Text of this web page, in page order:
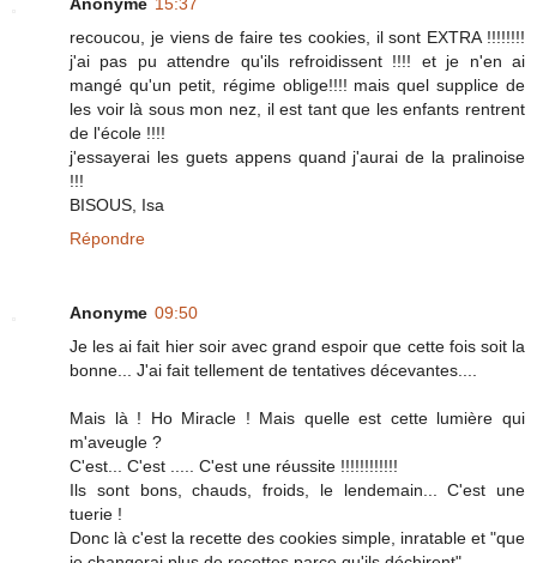
recoucou, je viens de faire tes cookies, il sont EXTRA !!!!!!!!
j'ai pas pu attendre qu'ils refroidissent !!!! et je n'en ai
mangé qu'un petit, régime oblige!!!! mais quel supplice de
les voir là sous mon nez, il est tant que les enfants rentrent
de l'école !!!!
j'essayerai les guets appens quand j'aurai de la pralinoise
!!!
BISOUS, Isa
Répondre
Anonyme 09:50
Je les ai fait hier soir avec grand espoir que cette fois soit la
bonne... J'ai fait tellement de tentatives décevantes....
Mais là ! Ho Miracle ! Mais quelle est cette lumière qui
m'aveugle ?
C'est... C'est ..... C'est une réussite !!!!!!!!!!!!
Ils sont bons, chauds, froids, le lendemain... C'est une
tuerie !
Donc là c'est la recette des cookies simple, inratable et "que